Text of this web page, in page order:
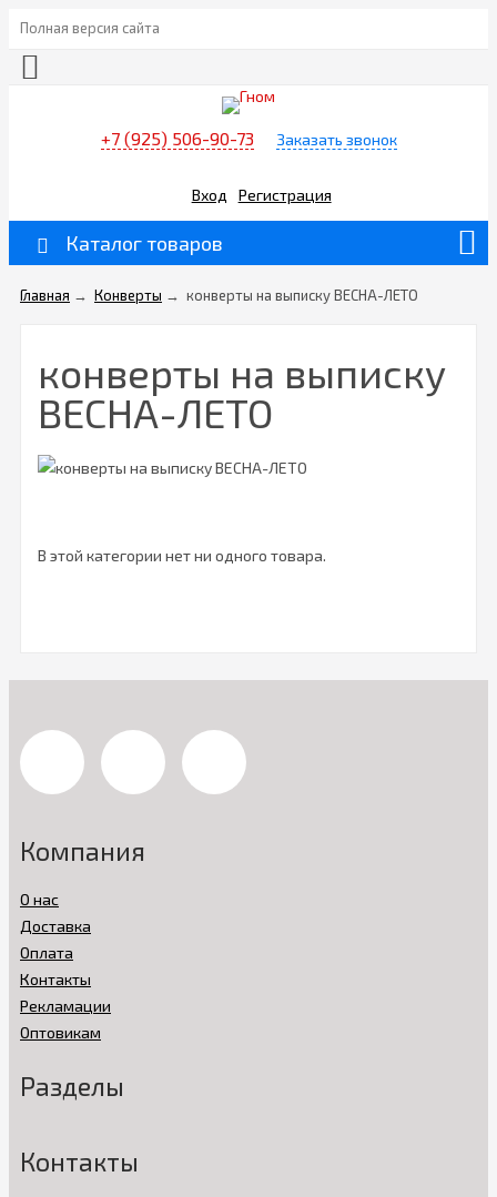
Полная версия сайта
+7 (925) 506-90-73 Заказать звонок
Вход Регистрация
Каталог товаров
Главная → Конверты → конверты на выписку ВЕСНА-ЛЕТО
конверты на выписку
ВЕСНА-ЛЕТО
В этой категории нет ни одного товара.
Компания
О нас
Доставка
Оплата
Контакты
Рекламации
Оптовикам
Разделы
Контакты